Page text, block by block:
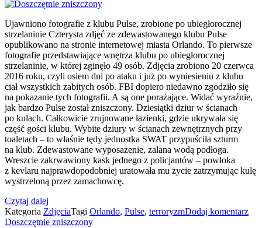
Ujawniono fotografie z klubu Pulse, zrobione po ubiegłorocznej
strzelaninie Czterysta zdjęć ze zdewastowanego klubu Pulse
opublikowano na stronie internetowej miasta Orlando. To pierwsze
fotografie przedstawiające wnętrza klubu po ubiegłorocznej
strzelaninie, w której zginęło 49 osób. Zdjęcia zrobiono 20 czerwca
2016 roku, czyli osiem dni po ataku i już po wyniesieniu z klubu
ciał wszystkich zabitych osób. FBI dopiero niedawno zgodziło się
na pokazanie tych fotografii. A są one porażające. Widać wyraźnie,
jak bardzo Pulse został zniszczony. Dziesiątki dziur w ścianach
po kulach. Całkowicie zrujnowane łazienki, gdzie ukrywała się
część gości klubu. Wybite dziury w ścianach zewnętrznych przy
toaletach – to właśnie tędy jednostka SWAT przypuściła szturm
na klub. Zdewastowane wyposażenie, zalana wodą podłoga.
Wreszcie zakrwawiony kask jednego z policjantów – powłoka
z kevlaru najprawdopodobniej uratowała mu życie zatrzymując kulę
wystrzeloną przez zamachowcę.
Czytaj dalej
Kategoria ZdjęciaTagi Orlando, Pulse, terroryzmDodaj komentarz
Doszczętnie zniszczony